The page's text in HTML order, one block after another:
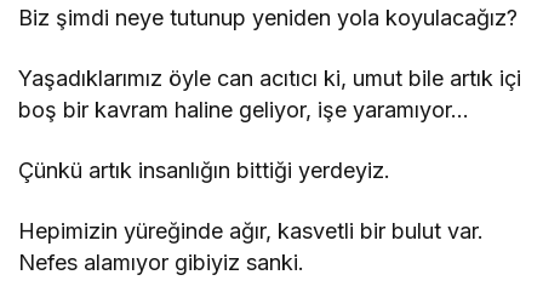
Biz şimdi neye tutunup yeniden yola koyulacağız?
Yaşadıklarımız öyle can acıtıcı ki, umut bile artık içi
boş bir kavram haline geliyor, işe yaramıyor…
Çünkü artık insanlığın bittiği yerdeyiz.
Hepimizin yüreğinde ağır, kasvetli bir bulut var.
Nefes alamıyor gibiyiz sanki.